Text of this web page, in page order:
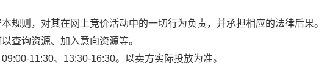
规则，对其在网上竞价活动中的一切行为负责，并承担相应的法律后果。
查询资源、加入意向资源等。
11:30、13:30-16:30。以卖方实际投放为准。